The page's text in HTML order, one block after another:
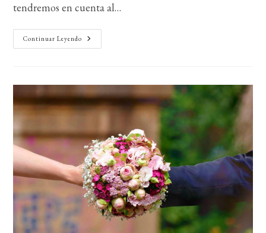
tendremos en cuenta al…
Continuar Leyendo Consejos
Para